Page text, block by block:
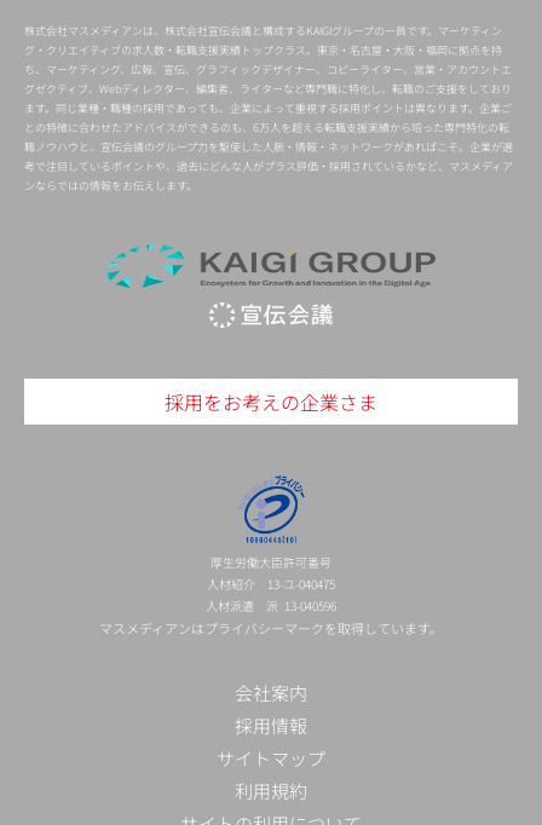
株式会社マスメディアンは、株式会社宣伝会議と構成するKAIGIグループの一員です。マーケティン
グ・クリエイティブの求人数・転職支援実績トップクラス。東京・名古屋・大阪・福岡に拠点を持
ち、マーケティング、広報、宣伝、グラフィックデザイナー、コピーライター、営業・アカウントエ
グゼクティブ、Webディレクター、編集者、ライターなど専門職に特化し、転職のご支援をしており
ます。同じ業種・職種の採用であっても、企業によって重視する採用ポイントは異なります。企業ご
との特徴に合わせたアドバイスができるのも、6万人を超える転職支援実績から培った専門特化の転
職ノウハウと、宣伝会議のグループ力を駆使した人脈・情報・ネットワークがあればこそ。企業が選
考で注目しているポイントや、過去にどんな人がプラス評価・採用されているかなど、マスメディア
ンならではの情報をお伝えします。
採用をお考えの企業さま
厚生労働大臣許可番号
人材紹介 13-ユ-040475
人材派遣 派 13-040596
マスメディアンはプライバシーマークを取得しています。
会社案内
採用情報
サイトマップ
利用規約